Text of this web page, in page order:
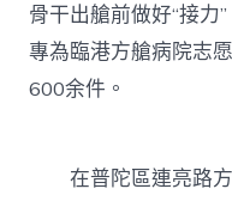
骨干出艙前做好“接力
專為臨港方艙病院志
600余件。
在普陀區連亮路方